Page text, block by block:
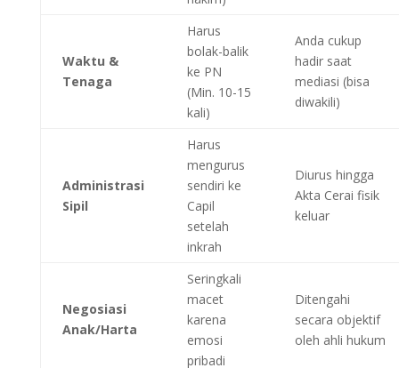
Waktu &
Tenaga
Harus
bolak-balik
ke PN
(Min. 10-15
kali)
Anda cukup
hadir saat
mediasi (bisa
diwakili)
Administrasi
Sipil
Harus
mengurus
sendiri ke
Capil
setelah
inkrah
Diurus hingga
Akta Cerai fisik
keluar
Negosiasi
Anak/Harta
Seringkali
macet
karena
emosi
pribadi
Ditengahi
secara objektif
oleh ahli hukum